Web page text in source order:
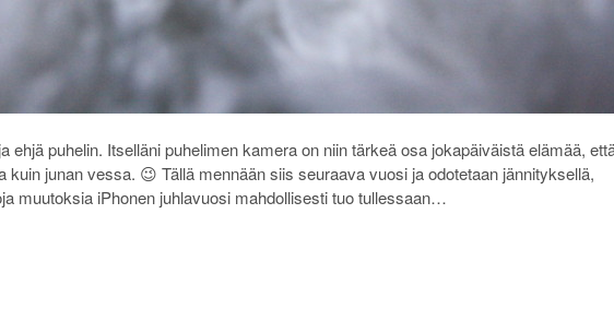
ehjä puhelin. Itselläni puhelimen kamera on niin tärkeä osa jokapäiväistä elämää,
kuin junan vessa. 😉 Tällä mennään siis seuraava vuosi ja odotetaan jännityksellä,
muutoksia iPhonen juhlavuosi mahdollisesti tuo tullessaan…